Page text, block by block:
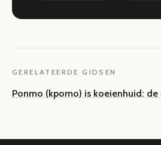
GERELATEERDE GIDSEN
Ponmo (kpomo) is koeienhuid: